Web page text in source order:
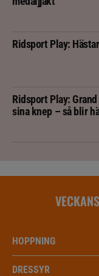
Ridsport Play:
Ridsport Play:
sina knep – så blir
HOPPNING
DRESSYR